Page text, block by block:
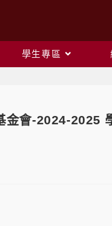
學生專區
會-2024-2025